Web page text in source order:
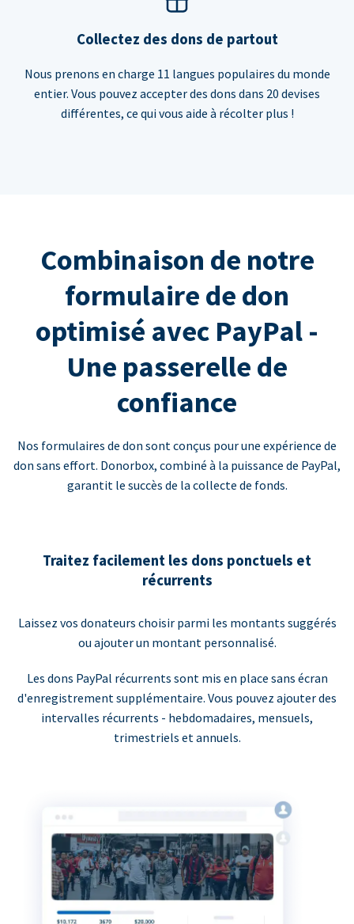
Collectez des dons de partout
Nous prenons en charge 11 langues populaires du monde
entier. Vous pouvez accepter des dons dans 20 devises
différentes, ce qui vous aide à récolter plus !
Combinaison de notre
formulaire de don
optimisé avec PayPal -
Une passerelle de
confiance
Nos formulaires de don sont conçus pour une expérience de
don sans effort. Donorbox, combiné à la puissance de PayPal,
garantit le succès de la collecte de fonds.
Traitez facilement les dons ponctuels et
récurrents
Laissez vos donateurs choisir parmi les montants suggérés
ou ajouter un montant personnalisé.
Les dons PayPal récurrents sont mis en place sans écran
d'enregistrement supplémentaire. Vous pouvez ajouter des
intervalles récurrents - hebdomadaires, mensuels,
trimestriels et annuels.